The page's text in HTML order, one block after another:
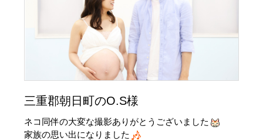
三重郡朝日町のO.S様
ネコ同伴の大変な撮影ありがとうございました
家族の思い出になりました